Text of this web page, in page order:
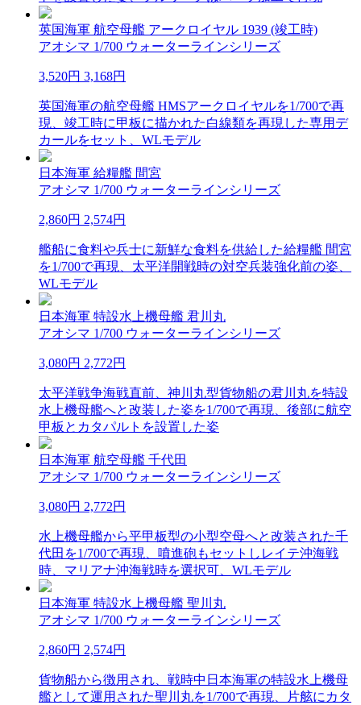
英国海軍 航空母艦 アークロイヤル 1939 (竣工時)
アオシマ 1/700 ウォーターラインシリーズ
3,520円 3,168円
英国海軍の航空母艦 HMSアークロイヤルを1/700で再
現、竣工時に甲板に描かれた白線類を再現した専用デ
カールをセット、WLモデル
日本海軍 給糧艦 間宮
アオシマ 1/700 ウォーターラインシリーズ
2,860円 2,574円
艦船に食料や兵士に新鮮な食料を供給した給糧艦 間宮
を1/700で再現、太平洋開戦時の対空兵装強化前の姿、
WLモデル
日本海軍 特設水上機母艦 君川丸
アオシマ 1/700 ウォーターラインシリーズ
3,080円 2,772円
太平洋戦争海戦直前、神川丸型貨物船の君川丸を特設
水上機母艦へと改装した姿を1/700で再現、後部に航空
甲板とカタパルトを設置した姿
日本海軍 航空母艦 千代田
アオシマ 1/700 ウォーターラインシリーズ
3,080円 2,772円
水上機母艦から平甲板型の小型空母へと改装された千
代田を1/700で再現、噴進砲もセットしレイテ沖海戦
時、マリアナ沖海戦時を選択可、WLモデル
日本海軍 特設水上機母艦 聖川丸
アオシマ 1/700 ウォーターラインシリーズ
2,860円 2,574円
貨物船から徴用され、戦時中日本海軍の特設水上機母
艦として運用された聖川丸を1/700で再現、片舷にカタ